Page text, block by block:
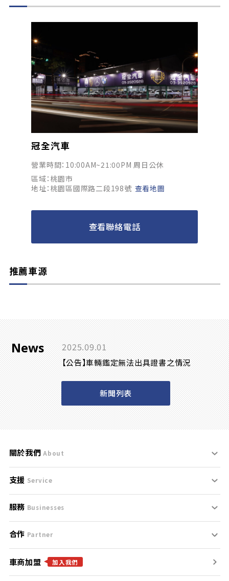
冠全汽車
營業時間：10:00AM~21:00PM 周日公休
區域：桃園市
地址：桃園區國際路二段198號 查看地圖
查看聯絡電話
推薦車源
News 2025.09.01
【公告】車輛鑑定無法出具證書之情況
新聞列表
關於我們 About
刊登規範
服務條款
免責聲明
隱私權政策
支援 Service
支援中心
聯絡我們
服務 Businesses
什麼是Goo鑑定？
找好車
合作 Partner
合作夥伴
車商加盟 加入我們